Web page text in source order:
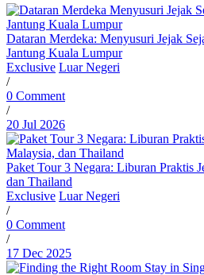
Dataran Merdeka: Menyusuri Jejak
Jantung Kuala Lumpur
Exclusive Luar Negeri
/
0 Comment
/
20 Jul 2026
Paket Tour 3 Negara: Liburan Praktis
dan Thailand
Exclusive Luar Negeri
/
0 Comment
/
17 Dec 2025